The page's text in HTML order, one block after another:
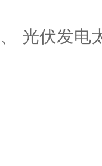
、 光伏发电